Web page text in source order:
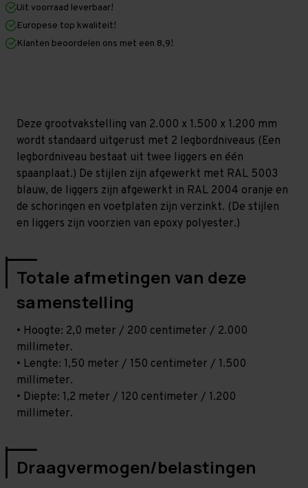
mm
x
1.200
mm
mm
1.200
mm
Uit voorraad leverbaar!
Europese top kwaliteit!
Klanten beoordelen ons met een 8,9!
Deze grootvakstelling van 2.000 x 1.500 x 1.200 mm
wordt standaard uitgerust met 2 legbordniveaus (Een
legbordniveau bestaat uit twee liggers en één
spaanplaat.) De stijlen zijn afgewerkt met RAL 5003
blauw, de liggers zijn afgewerkt in RAL 2004 oranje en
de schoringen en voetplaten zijn verzinkt. (De stijlen
en liggers zijn voorzien van epoxy polyester.)
Totale afmetingen van deze
samenstelling
• Hoogte: 2,0 meter / 200 centimeter / 2.000
millimeter.
• Lengte: 1,50 meter / 150 centimeter / 1.500
millimeter.
• Diepte: 1,2 meter / 120 centimeter / 1.200
millimeter.
Draagvermogen/belastingen